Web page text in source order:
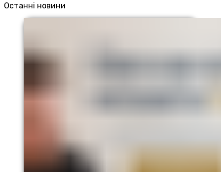
Останні новини